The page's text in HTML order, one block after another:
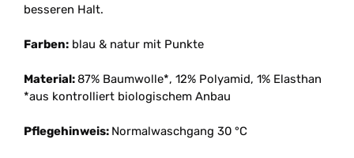
besseren Halt.
Farben: blau & natur mit Punkte
Material:87% Baumwolle*, 12% Polyamid, 1% Elasthan
*aus kontrolliert biologischem Anbau
Pflegehinweis: Normalwaschgang 30 °C